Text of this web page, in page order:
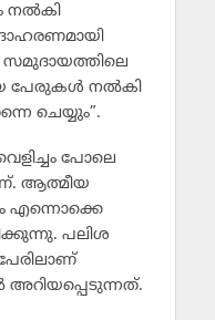
നല്‍കി
പേരുകള്‍ നല്‍കി
ചെയ്യും”.
പോലെ
ആത്മീയ
എന്നൊക്കെ
പലിശ
അറിയപ്പെടുന്നത്.